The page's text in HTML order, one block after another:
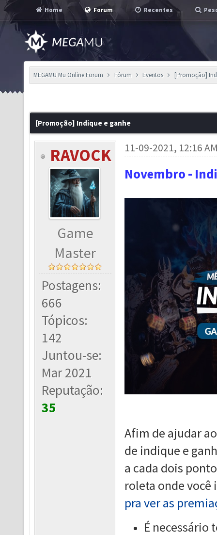
Home Forum Recentes
MEGAMU Mu Online Forum Fórum Eventos [Promoção]
[Promoção] Indique e ganhe
RAVOCK
Game
Master
Postagens:
666
Tópicos:
142
Juntou-se:
Mar 2021
Reputação:
35
11-09-2021, 12:16
Novembro -
Afim de ajudar
de indique e
a cada dois
roleta onde
pra ver as
É necessário